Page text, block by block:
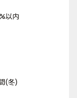
以内
(冬)